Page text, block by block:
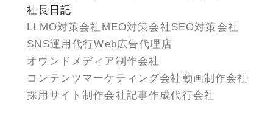
社長日記
LLMO対策会社 MEO対策会社SEO対策会社
SNS運用代行Web広告代理店
オウンドメディア制作会社
コンテンツマーケティング会社動画制作会社
採用サイト制作会社記事作成代行会社